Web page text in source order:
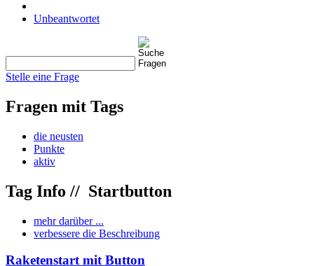
Unbeantwortet
Stelle eine Frage
Fragen mit Tags
die neusten
Punkte
aktiv
Tag Info // Startbutton
mehr darüber ...
verbessere die Beschreibung
Raketenstart mit Button